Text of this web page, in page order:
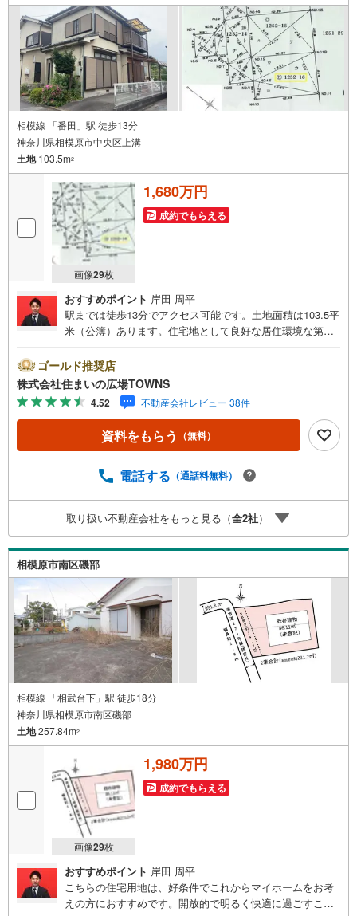
相模線 「番田」駅 徒歩13分
神奈川県相模原市中央区上溝
土地103.5m2
画像29枚
1,680万円
成約でもらえる
おすすめポイント 岸田 周平
駅までは徒歩13分でアクセス可能です。土地面積は103.5平
米（公簿）あります。住宅地として良好な居住環境な第一
の整った住宅用地なのでおすすめです。土地購入をお考え
の方に好条件の売地が多数あります。傾斜地より建築が楽
な平坦地です。【年中無休/9:00～21:00】人気物件は特に
お問い合わせが集中するため、お早めにお電話下さい。
「室内・現地を見学する」ボタンよりご予約頂くとご見学
がスムーズです。■その他、各種ご相談も承っております。
住まいの広場TOWNSからお客様へ経験豊富なスタッフが親
い合わせ下さい♪駐車場もございますので、お車でのお越
しも大歓迎です！
ゴールド推奨店
株式会社住まいの広場TOWNS
4.52 不動産会社レビュー 38件
資料をもらう （無料）
電話する （通話料無料）
取り扱い不動産会社をもっと見る（全2社）
相模原市南区磯部
相模線 「相武台下」駅 徒歩18分
神奈川県相模原市南区磯部
土地257.84m2
画像29枚
1,980万円
成約でもらえる
おすすめポイント 岸田 周平
こちらの住宅用地は、好条件でこれからマイホームをお考
えの方におすすめです。開放的で明るく快適に過ごすこと